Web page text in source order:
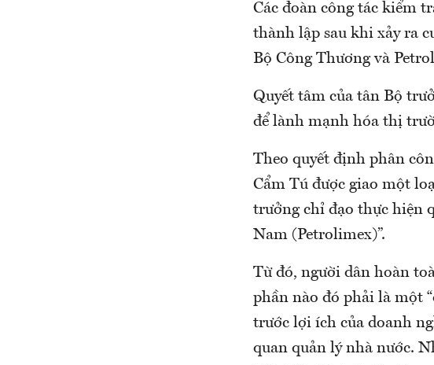
Các đoàn công tác kiểm
thành lập sau khi xảy ra
Bộ Công Thương và
Quyết tâm của tân Bộ
để lành mạnh hóa thị
Theo quyết định phân
Cẩm Tú được giao một
trưởng chỉ đạo thực hiện
Nam (Petrolimex)”.
Từ đó, người dân hoàn
phần nào đó phải là một
trước lợi ích của doanh
quan quản lý nhà nước.